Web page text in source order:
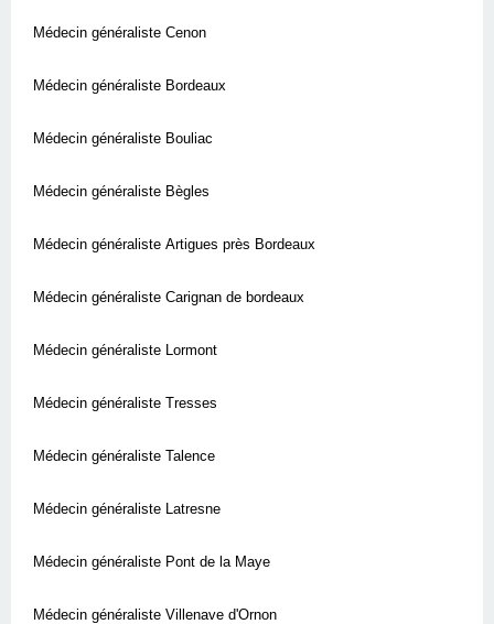
Médecin généraliste Cenon
Médecin généraliste Bordeaux
Médecin généraliste Bouliac
Médecin généraliste Bègles
Médecin généraliste Artigues près Bordeaux
Médecin généraliste Carignan de bordeaux
Médecin généraliste Lormont
Médecin généraliste Tresses
Médecin généraliste Talence
Médecin généraliste Latresne
Médecin généraliste Pont de la Maye
Médecin généraliste Villenave d'Ornon